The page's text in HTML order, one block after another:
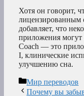
Хотя он говорит,
лицензированным
добавляет, что
приложения могут
Coach — это
I, клинические
улучшению сна.
Рубрики
Мир переводов
Почему вы